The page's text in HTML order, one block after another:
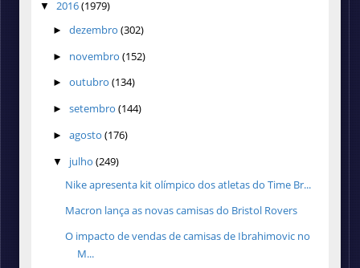
▼ 2016(1979)
► dezembro (302)
► novembro (152)
► outubro (134)
► setembro (144)
► agosto (176)
▼ julho (249)
Nike apresenta kit olímpico dos atletas do Time Br...
Macron lança as novas camisas do Bristol Rovers
O impacto de vendas de camisas de Ibrahimovic no
M...